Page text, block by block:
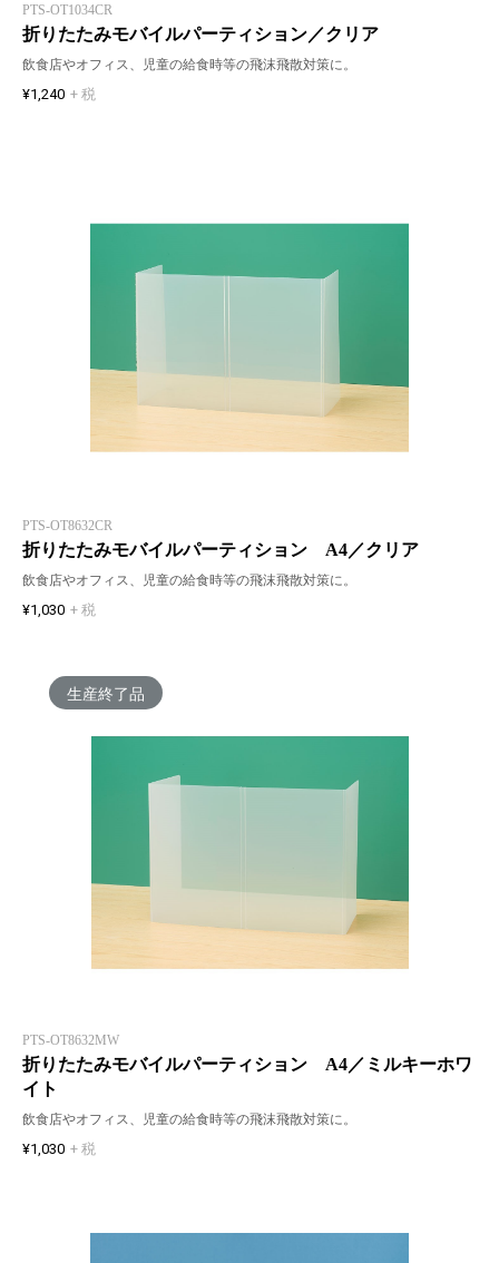
PTS-OT1034CR
折りたたみモバイルパーティション／クリア
飲食店やオフィス、児童の給食時等の飛沫飛散対策に。
¥1,240 + 税
PTS-OT8632CR
折りたたみモバイルパーティション A4／クリア
飲食店やオフィス、児童の給食時等の飛沫飛散対策に。
¥1,030 + 税
生産終了品
PTS-OT8632MW
折りたたみモバイルパーティション A4／ミルキーホワ
イト
飲食店やオフィス、児童の給食時等の飛沫飛散対策に。
¥1,030 + 税